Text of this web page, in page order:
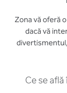
Zona vă oferă
dacă vă
Ce se